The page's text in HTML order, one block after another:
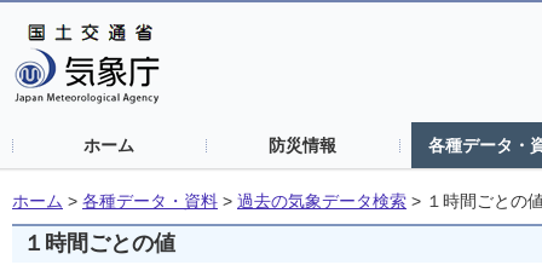
ホーム 防災情報 各種データ・
ホーム > 各種データ・資料 > 過去の気象データ検索 > １時間ごとの
１時間ごとの値